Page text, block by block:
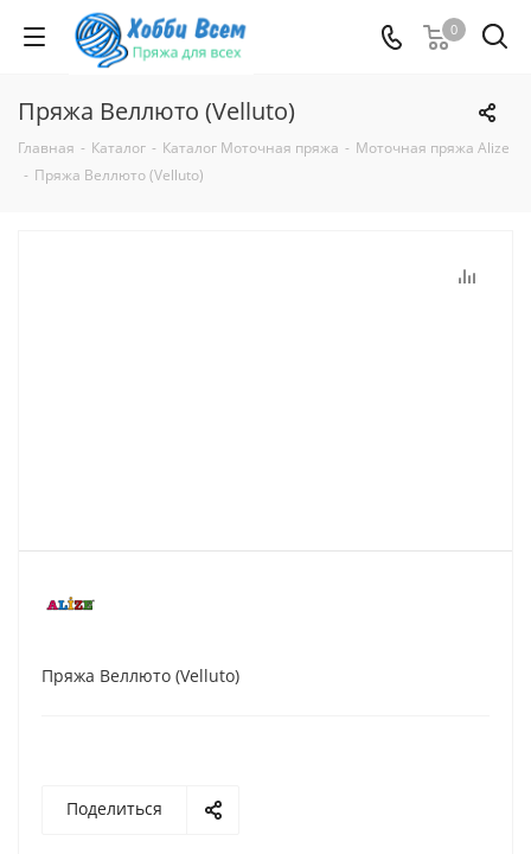
0
Пряжа Веллюто (Velluto)
Главная - Каталог - Каталог Моточная пряжа - Моточная пряжа Alize
- Пряжа Веллюто (Velluto)
Пряжа Веллюто (Velluto)
Поделиться